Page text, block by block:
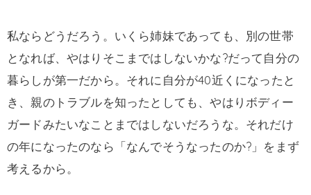
私ならどうだろう。いくら姉妹であっても、別の世帯
となれば、やはりそこまではしないかな?だって自分の
暮らしが第一だから。それに自分が40近くになったと
き、親のトラブルを知ったとしても、やはりボディー
ガードみたいなことまではしないだろうな。それだけ
の年になったのなら「なんでそうなったのか?」をまず
考えるから。